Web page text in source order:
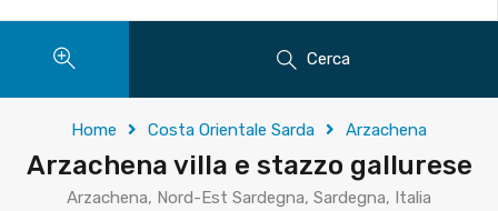
Cerca
Home Costa Orientale Sarda Arzachena
Arzachena villa e stazzo gallurese
Arzachena, Nord-Est Sardegna, Sardegna, Italia